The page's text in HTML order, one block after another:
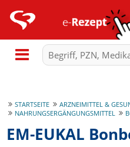
STARTSEITE
ARZNEIMITTEL &
NAHRUNGSERGÄNGUNGSMITTEL
EM-EUKAL